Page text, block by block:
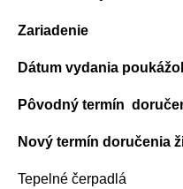
Zariadenie
Dátum vydania
Pôvodný termín
Nový termín doručenia
Tepelné čerpadlá